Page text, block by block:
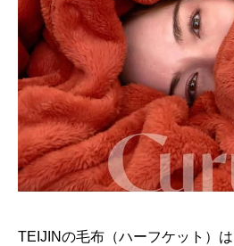
TEIJINの毛布（ハーフケット）